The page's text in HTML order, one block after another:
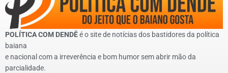
POLÍTICA COM DENDÊé o site de notícias dos bastidores da política
baiana
e nacional com a irreverência e bom humor sem abrir mão da
parcialidade.